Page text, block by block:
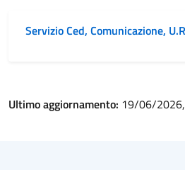
Servizio Ced, Comunicazione,
Ultimo aggiornamento: 19/06/